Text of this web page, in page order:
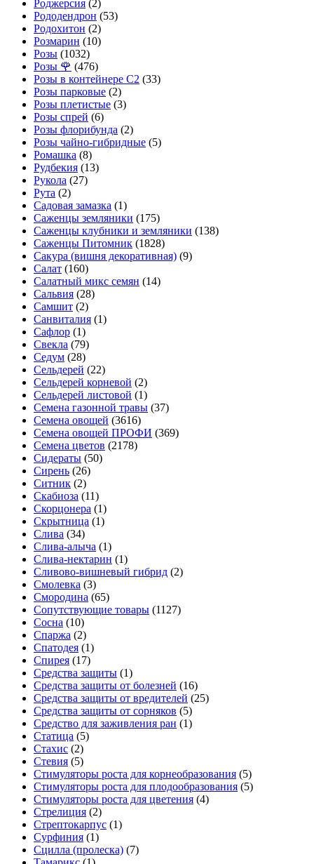
Роджерсия (2)
Рододендрон (53)
Родохитон (2)
Розмарин (10)
Розы (1032)
Розы 🌹 (476)
Розы в контейнере С2 (33)
Розы парковые (2)
Розы плетистые (3)
Розы спрей (6)
Розы флорибунда (2)
Розы чайно-гибридные (5)
Ромашка (8)
Рудбекия (13)
Рукола (27)
Рута (2)
Садовая замазка (1)
Саженцы земляники (175)
Саженцы клубники и земляники (138)
Саженцы Питомник (1828)
Сакура (вишня декоративная) (9)
Салат (160)
Салатный микс семян (14)
Сальвия (28)
Самшит (2)
Санвиталия (1)
Сафлор (1)
Свекла (79)
Седум (28)
Сельдерей (22)
Сельдерей корневой (2)
Сельдерей листовой (1)
Семена газонной травы (37)
Семена овощей (3616)
Семена овощей ПРОФИ (369)
Семена цветов (2178)
Сидераты (50)
Сирень (26)
Ситник (2)
Скабиоза (11)
Скорцонера (1)
Скрытница (1)
Слива (34)
Слива-алыча (1)
Слива-нектарин (1)
Сливово-вишневый гибрид (2)
Смолевка (3)
Смородина (65)
Сопутствующие товары (1127)
Сосна (10)
Спаржа (2)
Спатодея (1)
Спирея (17)
Средства защиты (1)
Средства защиты от болезней (16)
Средства защиты от вредителей (25)
Средства защиты от сорняков (5)
Средство для заживления ран (1)
Статица (5)
Стахис (2)
Стевия (5)
Стимуляторы роста для корнеобразования (5)
Стимуляторы роста для плодообразования (5)
Стимуляторы роста для цветения (4)
Стрелиция (2)
Стрептокарпус (1)
Сурфиния (1)
Сцилла (пролеска) (7)